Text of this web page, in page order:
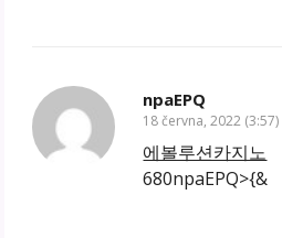
npaEPQ
18 června, 2022 (3:57)
에볼루션카지노
680npaEPQ>{&